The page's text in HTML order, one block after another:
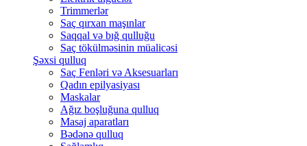
Trimmerlər
Saç qırxan maşınlar
Saqqal və bığ qulluğu
Saç tökülməsinin müalicəsi
Şəxsi qulluq
Saç Fenləri və Aksesuarları
Qadın epilyasiyası
Maskalar
Ağız boşluğuna qulluq
Masaj aparatları
Bədənə qulluq